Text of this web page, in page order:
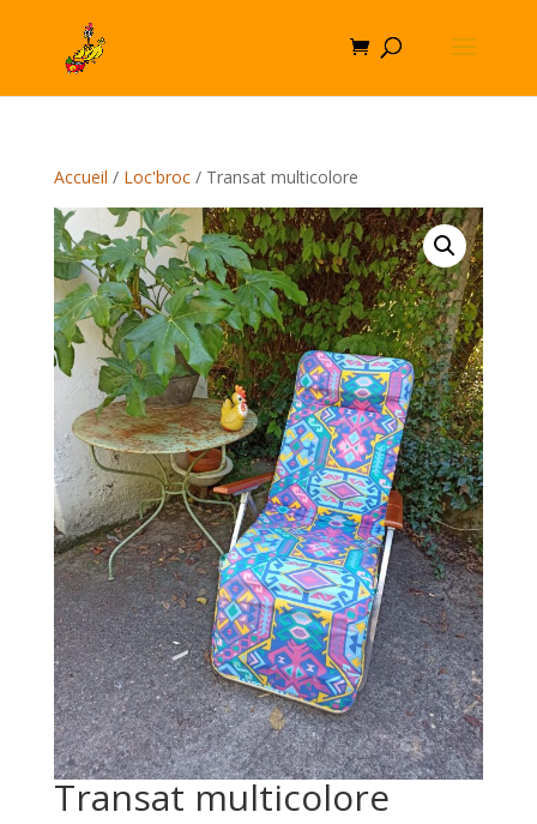
Accueil / Loc'broc/ Transat multicolore
Transat multicolore